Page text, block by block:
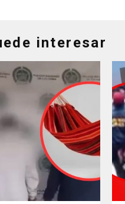
interesar